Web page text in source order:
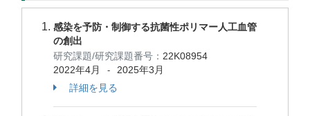
感染を予防・制御する抗菌性ポリマー人工血管
の創出
研究課題/研究課題番号： 22K08954
2022年4月
-
2025年3月
詳細を見る